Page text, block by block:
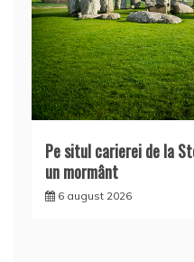
Pe situl carierei de la
un mormânt
6 august 2026